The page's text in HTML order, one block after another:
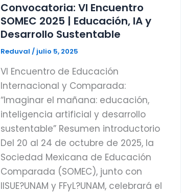
Convocatoria: VI Encuentro
SOMEC 2025 | Educación, IA y
Desarrollo Sustentable
Reduval / julio 5, 2025
VI Encuentro de Educación
Internacional y Comparada:
“Imaginar el mañana: educación,
inteligencia artificial y desarrollo
sustentable” Resumen introductorio
Del 20 al 24 de octubre de 2025, la
Sociedad Mexicana de Educación
Comparada (SOMEC), junto con
IISUE?UNAM y FFyL?UNAM, celebrará el